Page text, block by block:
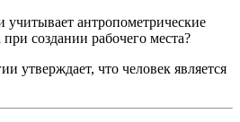
учитывает антропометрические
создании рабочего места?
утверждает, что человек является